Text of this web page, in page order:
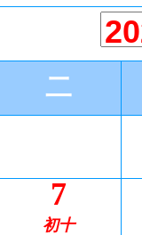
二
7
初十